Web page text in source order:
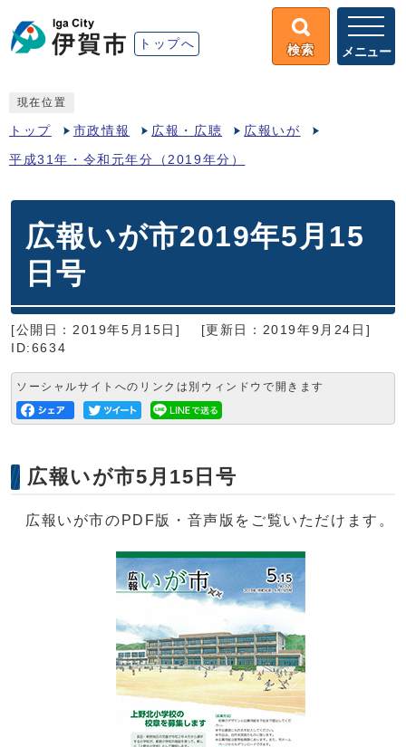
トップへ 検索 メニュー
現在位置
トップ 市政情報 広報・広聴 広報いが
平成31年・令和元年分（2019年分）
広報いが市2019年5月15
日号
[公開日：2019年5月15日]
[更新日：2019年9月24日]
ID:6634
ソーシャルサイトへのリンクは別ウィンドウで開きます
広報いが市5月15日号
広報いが市のPDF版・音声版をご覧いただけます。